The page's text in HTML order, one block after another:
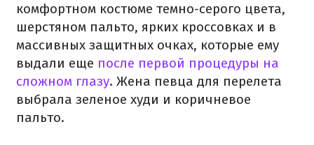
комфортном костюме темно-серого цвета,
шерстяном пальто, ярких кроссовках и в
массивных защитных очках, которые ему
выдали еще после первой процедуры на
сложном глазу. Жена певца для перелета
выбрала зеленое худи и коричневое
пальто.